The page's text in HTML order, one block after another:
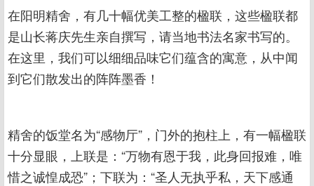
在阳明精舍，有几十幅优美工整的楹联，这些楹联都
是山长蒋庆先生亲自撰写，请当地书法名家书写的。
在这里，我们可以细细品味它们蕴含的寓意，从中闻
到它们散发出的阵阵墨香！
精舍的饭堂名为“感物厅”，门外的抱柱上，有一幅楹联
十分显眼，上联是：“万物有恩于我，此身回报难，唯
惜之诚惶成恐”；下联为：“圣人无执乎私，天下感通